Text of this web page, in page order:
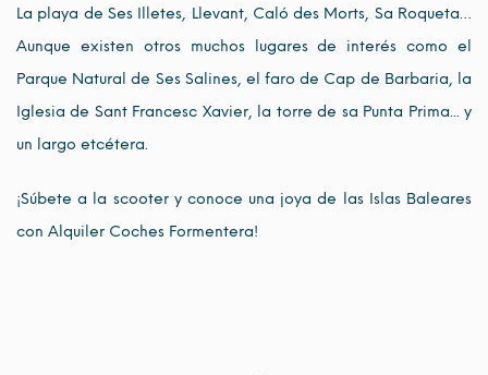
La playa de Ses Illetes, Llevant, Caló des Morts, Sa Roqueta…
Aunque existen otros muchos lugares de interés como el
Parque Natural de Ses Salines, el faro de Cap de Barbaria, la
Iglesia de Sant Francesc Xavier, la torre de sa Punta Prima... y
un largo etcétera.
¡Súbete a la scooter y conoce una joya de las Islas Baleares
con Alquiler Coches Formentera!